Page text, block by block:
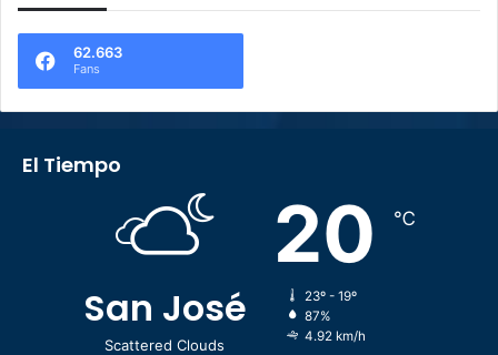
62.663
Fans
El Tiempo
San José
Scattered Clouds
20 ℃
23º - 19º
87%
4.92 km/h